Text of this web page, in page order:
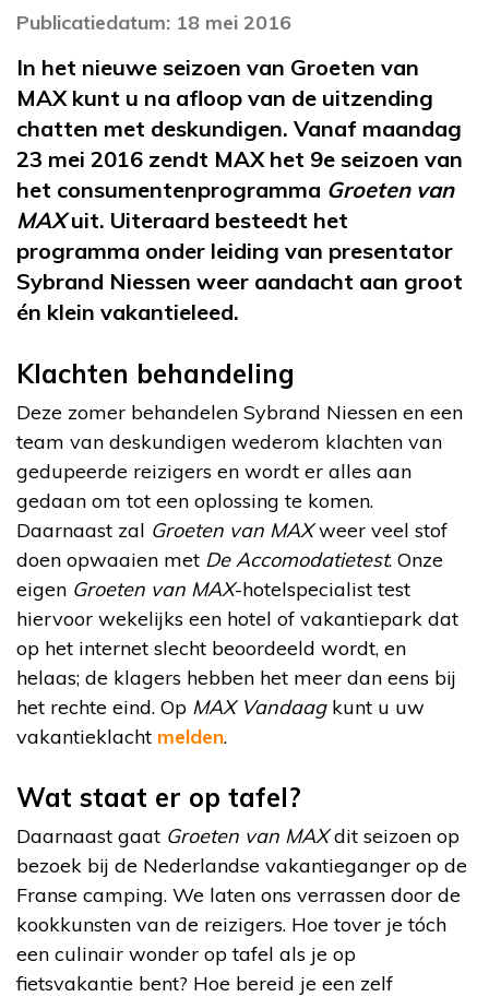
Publicatiedatum: 18 mei 2016
In het nieuwe seizoen van Groeten van
MAX kunt u na afloop van de uitzending
chatten met deskundigen. Vanaf maandag
23 mei 2016 zendt MAX het 9e seizoen van
het consumentenprogramma Groeten van
MAXuit. Uiteraard besteedt het
programma onder leiding van presentator
Sybrand Niessen weer aandacht aan groot
én klein vakantieleed.
Klachten behandeling
Deze zomer behandelen Sybrand Niessen en een
team van deskundigen wederom klachten van
gedupeerde reizigers en wordt er alles aan
gedaan om tot een oplossing te komen.
Daarnaast zal Groeten van MAXweer veel stof
doen opwaaien met De Accomodatietest. Onze
eigen Groeten van MAX-hotelspecialist test
hiervoor wekelijks een hotel of vakantiepark dat
op het internet slecht beoordeeld wordt, en
helaas; de klagers hebben het meer dan eens bij
het rechte eind. Op MAX Vandaagkunt u uw
vakantieklacht melden.
Wat staat er op tafel?
Daarnaast gaat Groeten van MAXdit seizoen op
bezoek bij de Nederlandse vakantieganger op de
Franse camping. We laten ons verrassen door de
kookkunsten van de reizigers. Hoe tover je tóch
een culinair wonder op tafel als je op
fietsvakantie bent? Hoe bereid je een zelf